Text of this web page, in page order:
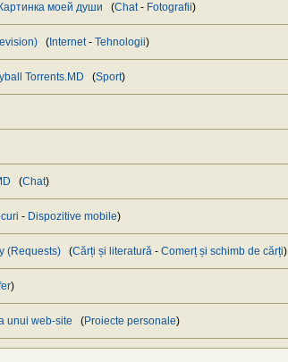
моей души (Chat- Fotografii)
( Internet- Tehnologii)
Torrents.MD (Sport)
(Chat)
- Dispozitive mobile)
(Requests) (Cărți și literatură - Сomerț și schimb de cărți)
)
unui web-site (Proiecte personale)